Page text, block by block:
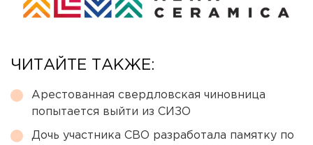
ЧИТАЙТЕ ТАКЖЕ:
Арестованная свердловская чиновница
попытается выйти из СИЗО
Дочь участника СВО разработала памятку по